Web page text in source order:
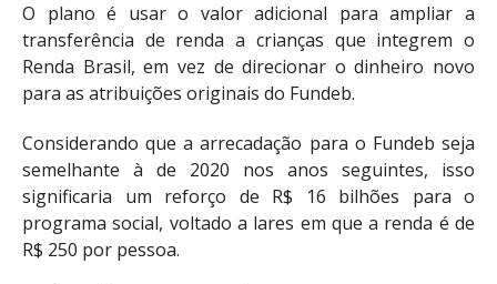
O plano é usar o valor adicional para ampliar a
transferência de renda a crianças que integrem o
Renda Brasil, em vez de direcionar o dinheiro novo
para as atribuições originais do Fundeb.
Considerando que a arrecadação para o Fundeb seja
semelhante à de 2020 nos anos seguintes, isso
significaria um reforço de R$ 16 bilhões para o
programa social, voltado a lares em que a renda é de
R$ 250 por pessoa.